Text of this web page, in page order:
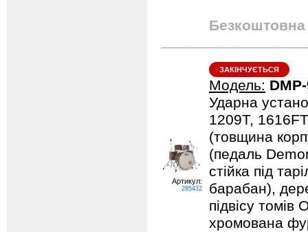
Безкоштовна
Артикул:
285432
ЗАКІНЧУЄТЬСЯ
Модель:
Ударна
1209T,
(товщина
(педаль
стійка під
барабан),
підвісу
хромована